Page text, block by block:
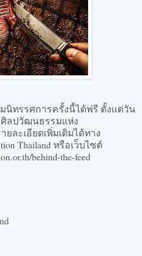
นิทรรศการครั้งนี้ได้ฟรี ตั้งแต่วัน
ลปวัฒนธรรมแห่ง
ละเอียดเพิ่มเติมได้ทาง
Thailand หรือเว็บไซต์
behind-the-feed